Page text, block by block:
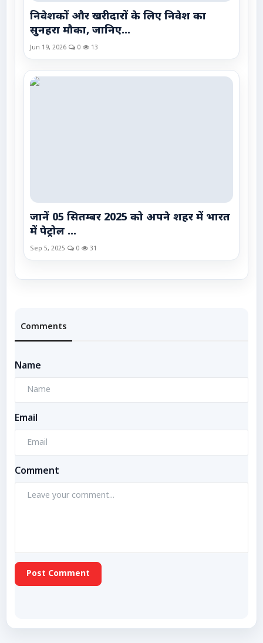
निवेशकों और खरीदारों के लिए निवेश का
सुनहरा मौका, जानिए...
Jun 19, 2026 0 13
जानें 05 सितम्बर 2025 को अपने शहर में भारत
में पेट्रोल ...
Sep 5, 2025 0 31
Comments
Name
Email
Comment
Post Comment